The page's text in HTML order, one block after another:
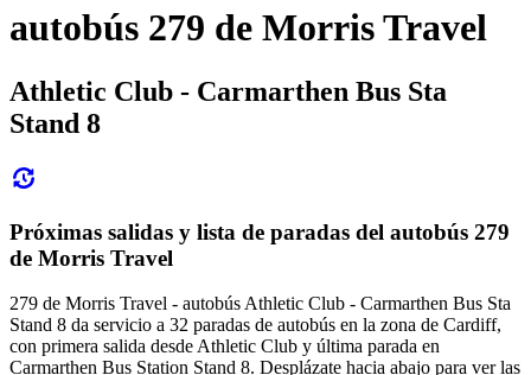
autobús 279 de Morris Travel
Athletic Club - Carmarthen Bus Sta
Stand 8
Próximas salidas y lista de paradas del autobús 279
de Morris Travel
279 de Morris Travel - autobús Athletic Club - Carmarthen Bus Sta
Stand 8 da servicio a 32 paradas de autobús en la zona de Cardiff,
con primera salida desde Athletic Club y última parada en
Carmarthen Bus Station Stand 8. Desplázate hacia abajo para ver las